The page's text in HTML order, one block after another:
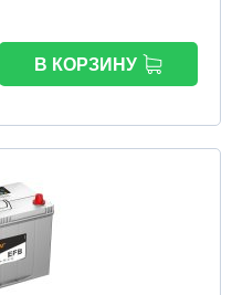
В КОРЗИНУ